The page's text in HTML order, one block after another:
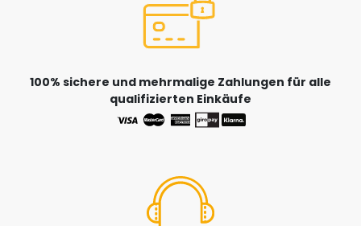
100% sichere und mehrmalige Zahlungen für alle
qualifizierten Einkäufe